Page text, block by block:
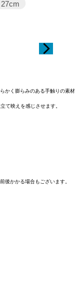
27cm
かく膨らみのある手触りの素材
て映えを感じさせます。
後かかる場合もございます。